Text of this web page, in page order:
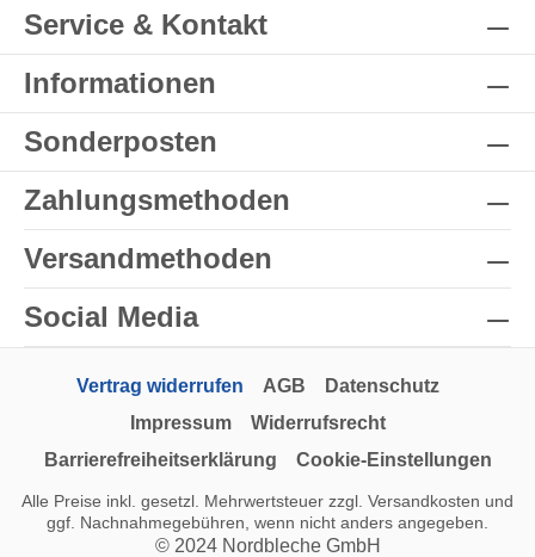
Service & Kontakt
Informationen
Sonderposten
Zahlungsmethoden
Versandmethoden
Social Media
Vertrag widerrufen AGB
Datenschutz
Impressum
Widerrufsrecht
Barrierefreiheitserklärung
Cookie-Einstellungen
Alle Preise inkl. gesetzl. Mehrwertsteuer zzgl. Versandkosten und
ggf. Nachnahmegebühren, wenn nicht anders angegeben.
© 2024 Nordbleche GmbH